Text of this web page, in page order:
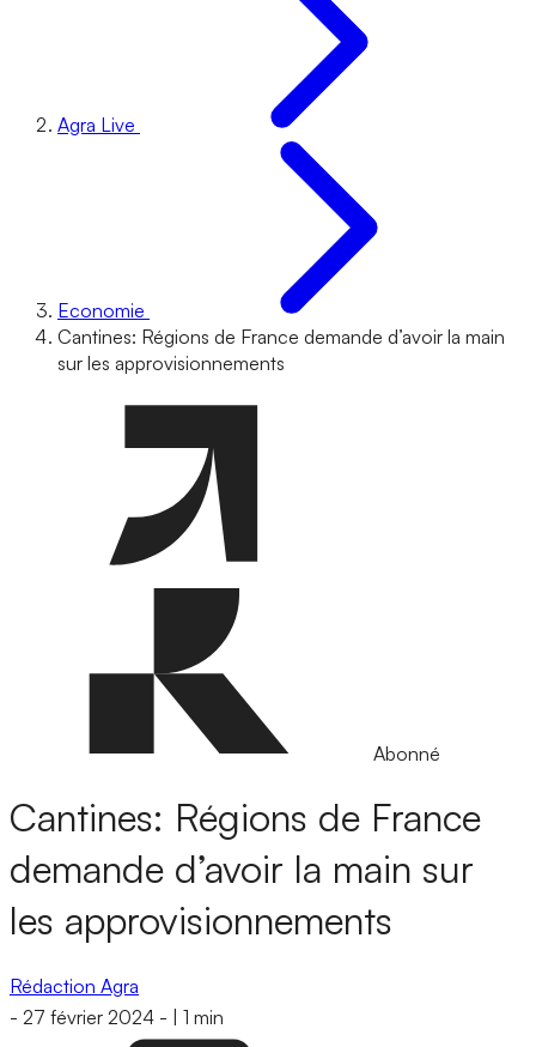
Agra Live
Economie
Cantines: Régions de France demande d’avoir la main
sur les approvisionnements
Abonné
Cantines: Régions de France
demande d’avoir la main sur
les approvisionnements
Rédaction Agra
- 27 février 2024 - 1 min